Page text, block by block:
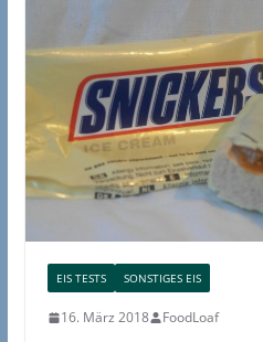
EIS TESTS SONSTIGES EIS
16. März 2018 FoodLoaf